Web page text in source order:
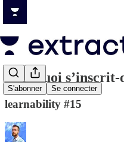
S'abonner Se connecter
Pourquoi
learnability #15